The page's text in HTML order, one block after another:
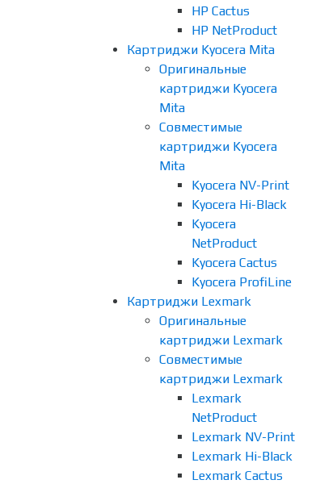
HP Cactus
HP NetProduct
Картриджи Kyocera Mita
Оригинальные
картриджи Kyocera
Mita
Совместимые
картриджи Kyocera
Mita
Kyocera NV-Print
Kyocera Hi-Black
Kyocera
NetProduct
Kyocera Cactus
Kyocera ProfiLine
Картриджи Lexmark
Оригинальные
картриджи Lexmark
Совместимые
картриджи Lexmark
Lexmark
NetProduct
Lexmark NV-Print
Lexmark Hi-Black
Lexmark Cactus